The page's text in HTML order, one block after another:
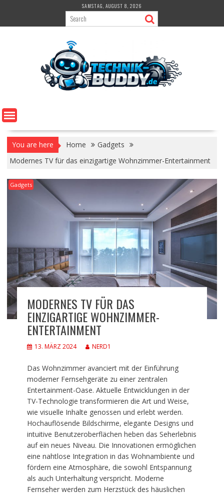
content
SAMSTAG, AUGUST 8, 2026
You are here Home
Gadgets
Modernes TV für das einzigartige Wohnzimmer-Entertainment
Gadgets
MODERNES TV FÜR DAS
EINZIGARTIGE WOHNZIMMER-
ENTERTAINMENT
13. MÄRZ 2024 NERD1
Das Wohnzimmer avanciert mit der Einführung
moderner Fernsehgeräte zu einer zentralen
Entertainment-Oase. Aktuelle Entwicklungen in der
TV-Technologie transformieren die Art und Weise,
wie visuelle Inhalte genossen und erlebt werden.
Hochauflösende Bildschirme, elegante Designs und
intuitive Benutzeroberflächen heben das Seherlebnis
auf ein neues Niveau. Die Innovationen ermöglichen
eine nahtlose Integration in das Wohnambiente und
fördern eine Atmosphäre, die sowohl Entspannung
als auch Unterhaltung verspricht. Moderne
Fernseher werden zum Herzstück des häuslichen